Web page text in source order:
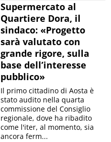
Supermercato al
Quartiere Dora, il
sindaco: «Progetto
sarà valutato con
grande rigore, sulla
base dell’interesse
pubblico»
Il primo cittadino di Aosta è
stato audito nella quarta
commissione del Consiglio
regionale, dove ha ribadito
come l'iter, al momento, sia
ancora ferm...